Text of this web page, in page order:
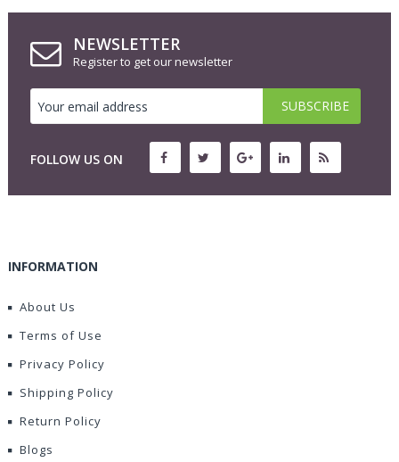
NEWSLETTER
Register to get our newsletter
FOLLOW US ON
INFORMATION
About Us
Terms of Use
Privacy Policy
Shipping Policy
Return Policy
Blogs